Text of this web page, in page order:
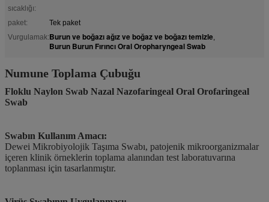
sıcaklığı:
paket:
Tek paket
Vurgulamak:Burun ve boğazı ağız ve boğaz ve boğazı temizle,
Burun Burun Fırıncı Oral Oropharyngeal Swab
Numune Toplama Çubuğu
Floklu Naylon Swab Nazal Nazofaringeal Oral Orofaringeal
Swab
Swabın Kullanım Amacı:
Dewei Mikrobiyolojik Taşıma Swabı, patojenik mikroorganizmalar
içeren klinik örneklerin toplama alanından test laboratuvarına
toplanması için tasarlanmıştır.